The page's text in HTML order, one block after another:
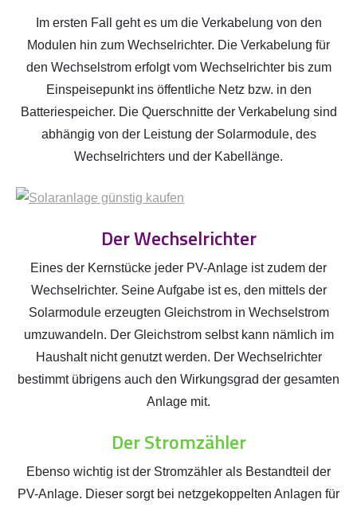
Im ersten Fall geht es um die Verkabelung von den
Modulen hin zum Wechselrichter. Die Verkabelung für
den Wechselstrom erfolgt vom Wechselrichter bis zum
Einspeisepunkt ins öffentliche Netz bzw. in den
Batteriespeicher. Die Querschnitte der Verkabelung sind
abhängig von der Leistung der Solarmodule, des
Wechselrichters und der Kabellänge.
Der Wechselrichter
Eines der Kernstücke jeder PV-Anlage ist zudem der
Wechselrichter. Seine Aufgabe ist es, den mittels der
Solarmodule erzeugten Gleichstrom in Wechselstrom
umzuwandeln. Der Gleichstrom selbst kann nämlich im
Haushalt nicht genutzt werden. Der Wechselrichter
bestimmt übrigens auch den Wirkungsgrad der gesamten
Anlage mit.
Der Stromzähler
Ebenso wichtig ist der Stromzähler als Bestandteil der
PV-Anlage. Dieser sorgt bei netzgekoppelten Anlagen für